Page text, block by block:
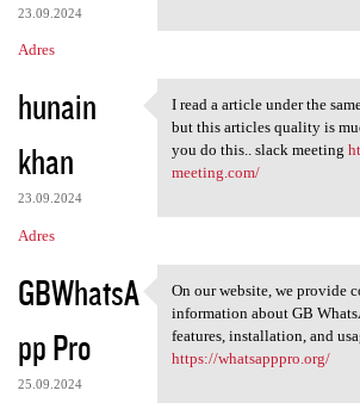
23.09.2024
Adres
hunain
khan
23.09.2024
Adres
I read a article under
I read a article under the
but this articles quality is
you do this.. slack meeting
meeting.com/
GBWhatsA
pp Pro
25.09.2024
On our website, we
On our website, we provide
information about GB
features, installation, and
https://whatsapppro.org/